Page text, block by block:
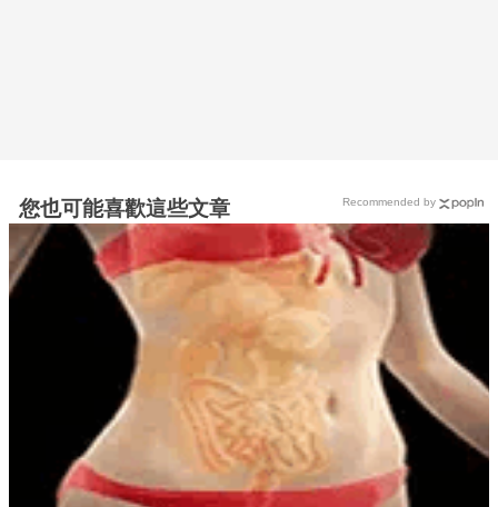
您也可能喜歡這些文章 Recommended by